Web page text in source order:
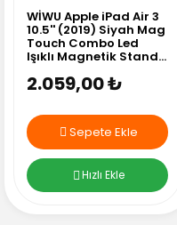
WİWU Apple iPad Air 3
10.5'' (2019) Siyah Mag
Touch Combo Led
Işıklı Magnetik Standlı
2.059,00 ₺
Sepete Ekle
Hızlı Ekle